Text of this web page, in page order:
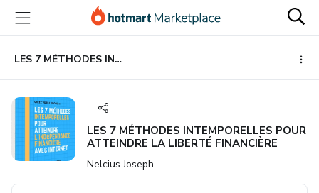
vers
contenu
principal
vers
bas
de
LES 7 MÉTHODES INTEMPORELLES POUR ATTEINDRE LA LIBERTÉ FINANCIÈRE
LES 7 MÉTHODES INTEMPORELLES POUR
ATTEINDRE LA LIBERTÉ FINANCIÈRE
Nelcius Joseph